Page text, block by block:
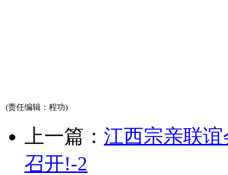
济南网站制作公司
(责任编辑：程功)
上一篇： 江西宗亲联
召开!-2